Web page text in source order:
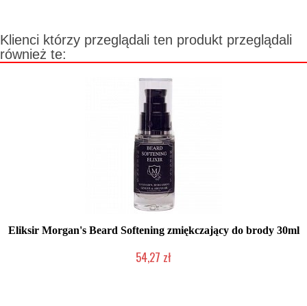
Klienci którzy przeglądali ten produkt przeglądali
również te:
Eliksir Morgan's Beard Softening zmiękczający do brody 30ml
54,27 zł